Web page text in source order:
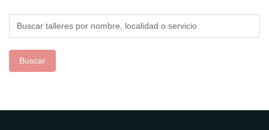
Buscar